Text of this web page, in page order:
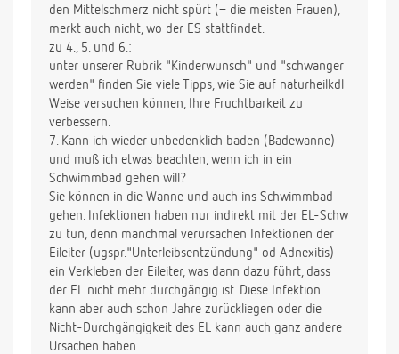
den Mittelschmerz nicht spürt (= die meisten Frauen),
merkt auch nicht, wo der ES stattfindet.
zu 4., 5. und 6.:
unter unserer Rubrik "Kinderwunsch" und "schwanger
werden" finden Sie viele Tipps, wie Sie auf naturheilkdl
Weise versuchen können, Ihre Fruchtbarkeit zu
verbessern.
7. Kann ich wieder unbedenklich baden (Badewanne)
und muß ich etwas beachten, wenn ich in ein
Schwimmbad gehen will?
Sie können in die Wanne und auch ins Schwimmbad
gehen. Infektionen haben nur indirekt mit der EL-Schw
zu tun, denn manchmal verursachen Infektionen der
Eileiter (ugspr."Unterleibsentzündung" od Adnexitis)
ein Verkleben der Eileiter, was dann dazu führt, dass
der EL nicht mehr durchgängig ist. Diese Infektion
kann aber auch schon Jahre zurückliegen oder die
Nicht-Durchgängigkeit des EL kann auch ganz andere
Ursachen haben.